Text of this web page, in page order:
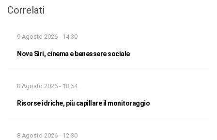
Correlati
9 Agosto 2026 - 14:30
Nova Siri, cinema e benessere sociale
8 Agosto 2026 - 18:54
Risorse idriche, più capillare il monitoraggio
8 Agosto 2026 - 12:30